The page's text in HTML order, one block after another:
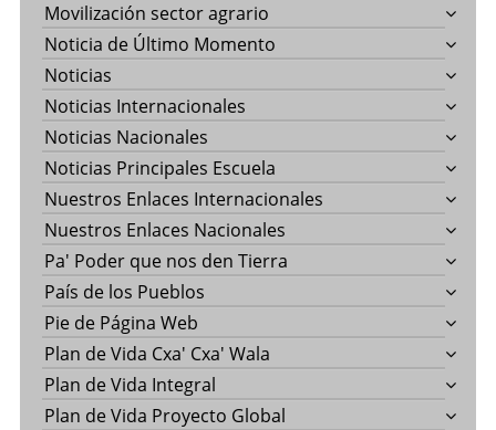
Movilización sector agrario
Noticia de Último Momento
Noticias
Noticias Internacionales
Noticias Nacionales
Noticias Principales Escuela
Nuestros Enlaces Internacionales
Nuestros Enlaces Nacionales
Pa' Poder que nos den Tierra
País de los Pueblos
Pie de Página Web
Plan de Vida Cxa' Cxa' Wala
Plan de Vida Integral
Plan de Vida Proyecto Global